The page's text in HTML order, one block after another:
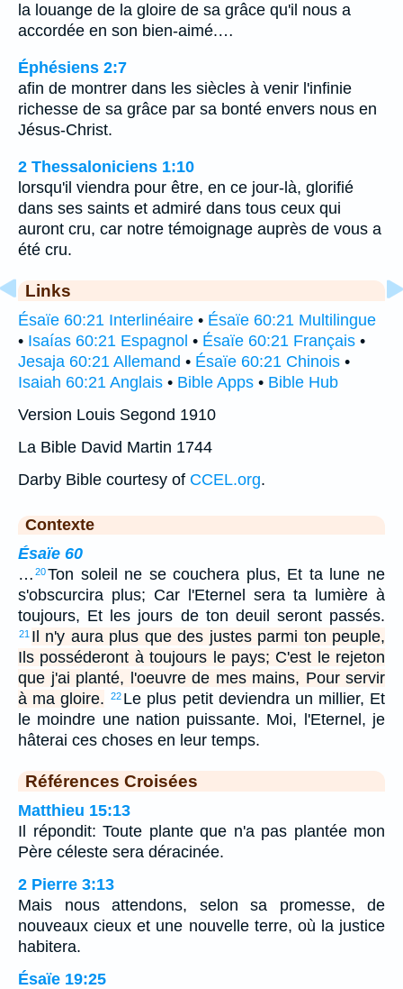
la louange de la gloire de sa grâce qu'il nous a
accordée en son bien-aimé.…
Éphésiens 2:7
afin de montrer dans les siècles à venir l'infinie
richesse de sa grâce par sa bonté envers nous en
Jésus-Christ.
2 Thessaloniciens 1:10
lorsqu'il viendra pour être, en ce jour-là, glorifié
dans ses saints et admiré dans tous ceux qui
auront cru, car notre témoignage auprès de vous a
été cru.
Links
Ésaïe 60:21 Interlinéaire • Ésaïe 60:21 Multilingue
• Isaías 60:21 Espagnol • Ésaïe 60:21 Français •
Jesaja 60:21 Allemand • Ésaïe 60:21 Chinois •
Isaiah 60:21 Anglais • Bible Apps • Bible Hub
Version Louis Segond 1910
La Bible David Martin 1744
Darby Bible courtesy of CCEL.org.
Contexte
Ésaïe 60
… 20Ton soleil ne se couchera plus, Et ta lune ne
s'obscurcira plus; Car l'Eternel sera ta lumière à
toujours, Et les jours de ton deuil seront passés.
21 Il n'y aura plus que des justes parmi ton peuple,
Ils posséderont à toujours le pays; C'est le rejeton
que j'ai planté, l'oeuvre de mes mains, Pour servir
à ma gloire.
22 Le plus petit deviendra un millier, Et
le moindre une nation puissante. Moi, l'Eternel, je
hâterai ces choses en leur temps.
Références Croisées
Matthieu 15:13
Il répondit: Toute plante que n'a pas plantée mon
Père céleste sera déracinée.
2 Pierre 3:13
Mais nous attendons, selon sa promesse, de
nouveaux cieux et une nouvelle terre, où la justice
habitera.
Ésaïe 19:25